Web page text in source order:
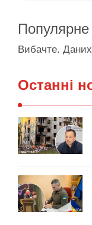
Популярне
Вибачте.
Останні